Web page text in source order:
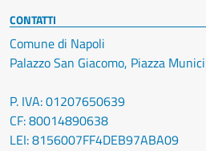
CONTATTI
Comune di Napoli
Palazzo San Giacomo, Piazza
P. IVA: 01207650639
CF: 80014890638
LEI: 8156007FF4DEB97ABA09